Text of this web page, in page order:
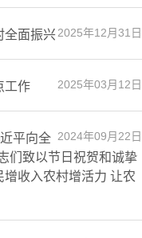
2025年12月31日
全面振兴
2025年03月12日
工作
2024年09月22日
平向全
们致以节日祝贺和诚挚
收入农村增活力 让农